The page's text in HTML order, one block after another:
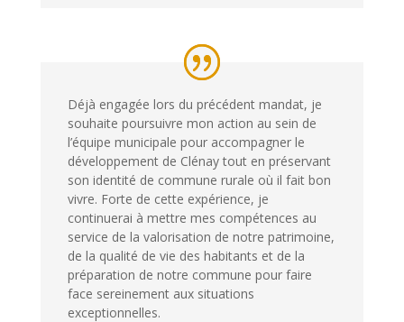
Déjà engagée lors du précédent mandat, je
souhaite poursuivre mon action au sein de
l’équipe municipale pour accompagner le
développement de Clénay tout en préservant
son identité de commune rurale où il fait bon
vivre. Forte de cette expérience, je
continuerai à mettre mes compétences au
service de la valorisation de notre patrimoine,
de la qualité de vie des habitants et de la
préparation de notre commune pour faire
face sereinement aux situations
exceptionnelles.